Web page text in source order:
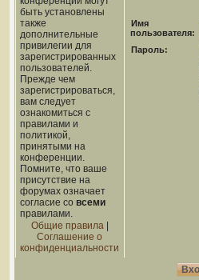
быть установлены
также
дополнительные
привилегии для
зарегистрированных
пользователей.
Прежде чем
зарегистрироваться,
вам следует
ознакомиться с
правилами и
политикой,
принятыми на
конференции.
Помните, что ваше
присутствие на
форумах означает
согласие со всеми
правилами.
Общие правила|
Соглашение о
конфиденциальности
Имя
пользователя:
Пароль: